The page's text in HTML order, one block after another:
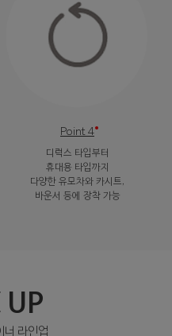
Point 4
디럭스 타입부터
휴대용 타입까지
다양한 유모차와 카시트,
바운서 등에 장착 가능
UP
너 라인업